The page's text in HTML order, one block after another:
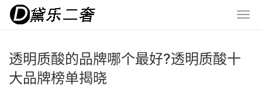
透明质酸的品牌哪个最好?透明质酸十
大品牌榜单揭晓